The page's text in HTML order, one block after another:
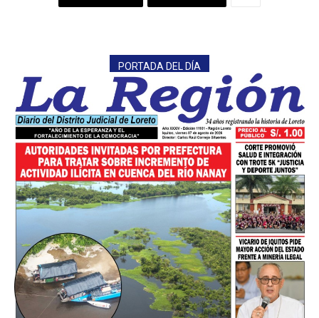
PORTADA DEL DÍA